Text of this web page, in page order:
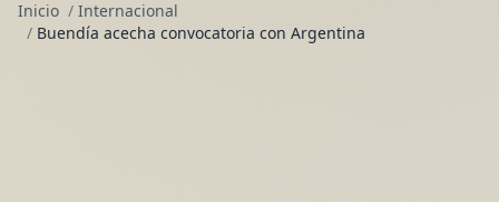
Inicio / Internacional
/ Buendía acecha convocatoria con Argentina